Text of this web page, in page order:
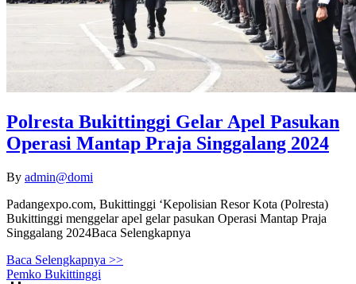
Polresta Bukittinggi Gelar Apel Pasukan
Operasi Mantap Praja Singgalang 2024
By admin@domi
Padangexpo.com, Bukittinggi ‘Kepolisian Resor Kota (Polresta)
Bukittinggi menggelar apel gelar pasukan Operasi Mantap Praja
Singgalang 2024Baca Selengkapnya
Baca Selengkapnya >>
Pemko Bukittinggi